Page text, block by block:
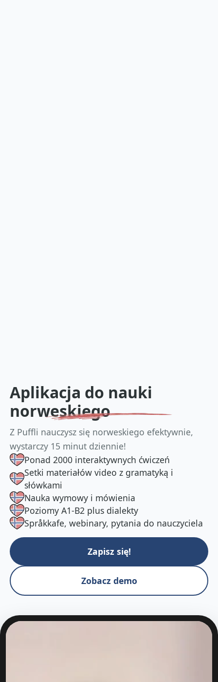
Aplikacja do nauki
norweskiego
Z Puffli nauczysz się norweskiego efektywnie,
wystarczy 15 minut dziennie!
Ponad 2000 interaktywnych ćwiczeń
Setki materiałów video z gramatyką i
słówkami
Nauka wymowy i mówienia
Poziomy A1-B2 plus dialekty
Språkkafe, webinary, pytania do nauczyciela
Zapisz się!
Zobacz demo